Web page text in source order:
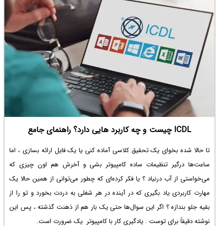
ICDL چیست و چه کاربرد هایی دارد؟ راهنمای جامع
تا حالا شده بخوای یک تحقیق کلاسی آماده کنی یا یک فایل ارائه بسازی ، اما
ساعت‌ها درگیر تنظیمات ساده کامپیوتر بشی و آخرش هم اون چیزی که
می‌خواستی از آب درنیاد ؟ یا فکر کرده‌ای که چطور می‌توانی از همین حالا یک
مهارت کاربردی یاد بگیری که در آینده در هر شغلی به دردت بخورد و تو را از
بقیه جلو بندازه ؟ اگر این سوال‌ها حتی یک بار هم از ذهنت گذشته ، پس این
نوشته دقیقاً برای توست . یادگیری کار با کامپیوتر یک ضرورت است.